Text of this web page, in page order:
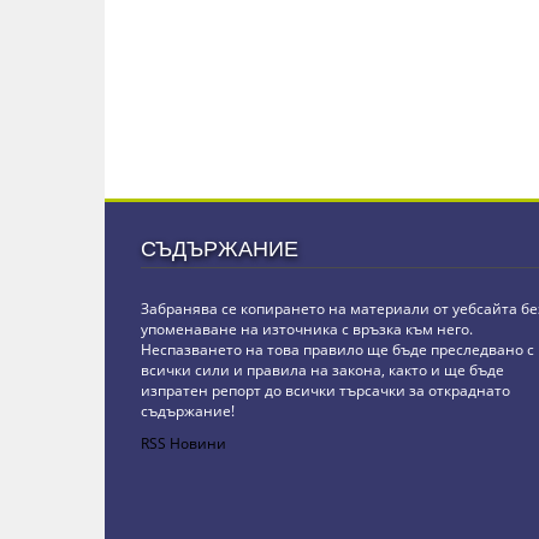
СЪДЪРЖАНИЕ
Забранява се копирането на материали от уебсайта
упоменаване на източника с връзка към него.
Неспазването на това правило ще бъде преследвано с
всички сили и правила на закона, както и ще бъде
изпратен репорт до всички търсачки за откраднато
съдържание!
RSS Новини